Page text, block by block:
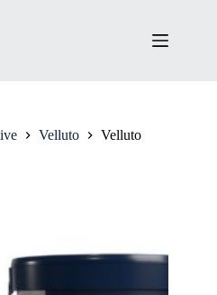
Velluto Velluto